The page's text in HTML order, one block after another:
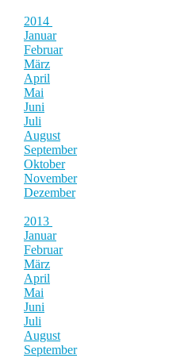
2014
Januar
Februar
März
April
Mai
Juni
Juli
August
September
Oktober
November
Dezember
2013
Januar
Februar
März
April
Mai
Juni
Juli
August
September